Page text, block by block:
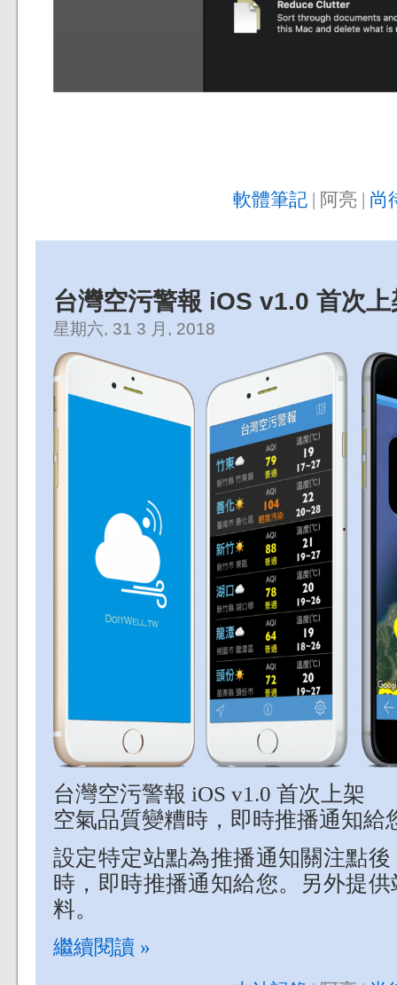
軟體筆記 | 阿亮 | 尚
台灣空污警報 iOS v1.0 首次上
星期六, 31 3 月, 2018
台灣空污警報 iOS v1.0 首次上架
空氣品質變糟時，即時推播通知給
設定特定站點為推播通知關注點
時，即時推播通知給您。另外提
料。
繼續閱讀 »